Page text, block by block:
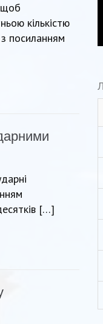
щоб
кількістю
посиланням
[…]